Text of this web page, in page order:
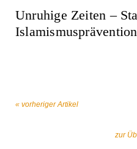
Unruhige Zeiten –
« vorheriger Artikel
zur